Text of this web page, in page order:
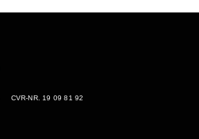
CVR-NR. 19 09 81 92